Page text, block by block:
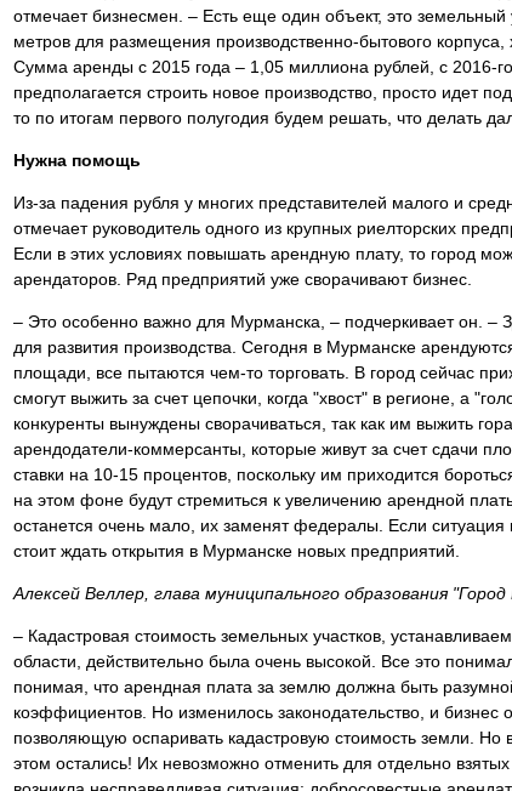
отмечает бизнесмен. – Есть еще один объект, это
метров для размещения производственно-бытового корпуса,
Сумма аренды с 2015 года – 1,05 миллиона рублей, с 2016-
предполагается строить новое производство, просто идет
то по итогам первого полугодия будем решать, что делать
Нужна помощь
Из-за падения рубля у многих представителей малого и
отмечает руководитель одного из крупных риелторских
Если в этих условиях повышать арендную плату, то город
арендаторов. Ряд предприятий уже сворачивают бизнес.
– Это особенно важно для Мурманска, – подчеркивает он. –
для развития производства. Сегодня в Мурманске
площади, все пытаются чем-то торговать. В город сейчас
смогут выжить за счет цепочки, когда "хвост" в регионе, а
конкуренты вынуждены сворачиваться, так как им выжить
арендодатели-коммерсанты, которые живут за счет сдачи
ставки на 10-15 процентов, поскольку им приходится
на этом фоне будут стремиться к увеличению арендной
останется очень мало, их заменят федералы. Если ситуация
стоит ждать открытия в Мурманске новых предприятий.
Алексей Веллер, глава муниципального образования
– Кадастровая стоимость земельных участков,
области, действительно была очень высокой. Все это
понимая, что арендная плата за землю должна быть
коэффициентов. Но изменилось законодательство, и бизнес
позволяющую оспаривать кадастровую стоимость земли.
этом остались! Их невозможно отменить для отдельно